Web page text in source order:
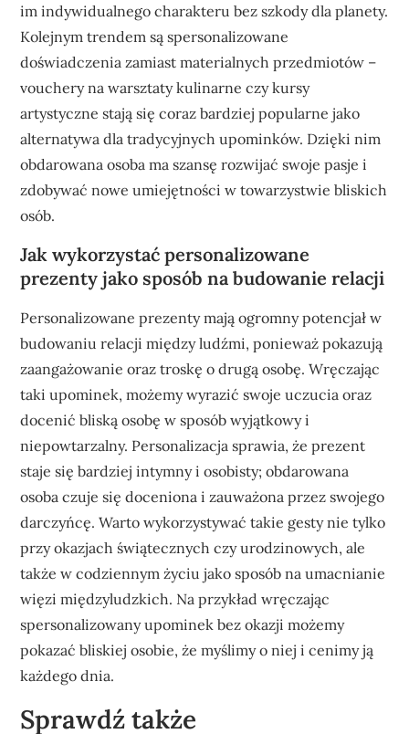
im indywidualnego charakteru bez szkody dla planety.
Kolejnym trendem są spersonalizowane
doświadczenia zamiast materialnych przedmiotów –
vouchery na warsztaty kulinarne czy kursy
artystyczne stają się coraz bardziej popularne jako
alternatywa dla tradycyjnych upominków. Dzięki nim
obdarowana osoba ma szansę rozwijać swoje pasje i
zdobywać nowe umiejętności w towarzystwie bliskich
osób.
Jak wykorzystać personalizowane
prezenty jako sposób na budowanie relacji
Personalizowane prezenty mają ogromny potencjał w
budowaniu relacji między ludźmi, ponieważ pokazują
zaangażowanie oraz troskę o drugą osobę. Wręczając
taki upominek, możemy wyrazić swoje uczucia oraz
docenić bliską osobę w sposób wyjątkowy i
niepowtarzalny. Personalizacja sprawia, że prezent
staje się bardziej intymny i osobisty; obdarowana
osoba czuje się doceniona i zauważona przez swojego
darczyńcę. Warto wykorzystywać takie gesty nie tylko
przy okazjach świątecznych czy urodzinowych, ale
także w codziennym życiu jako sposób na umacnianie
więzi międzyludzkich. Na przykład wręczając
spersonalizowany upominek bez okazji możemy
pokazać bliskiej osobie, że myślimy o niej i cenimy ją
każdego dnia.
Sprawdź także